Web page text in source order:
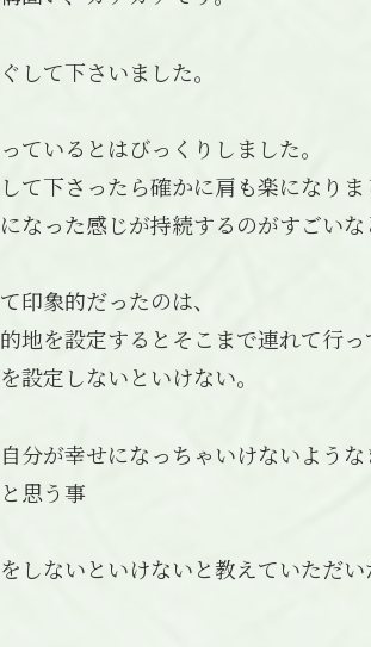
して下さいました。
ているとはびっくりしました。
て下さったら確かに肩も楽になりま
なった感じが持続するのがすごいな
印象的だったのは、
地を設定するとそこまで連れて行っ
設定しないといけない。
分が幸せになっちゃいけないような
思う事
しないといけないと教えていただい